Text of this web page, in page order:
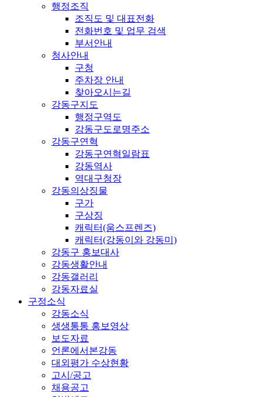
행정조직
조직도 및 대표전화
전화번호 및 업무 검색
부서안내
청사안내
구청
주차장 안내
찾아오시는길
강동구지도
행정구역도
강동구도로명주소
강동구연혁
강동구연혁일람표
강동역사
역대구청장
강동의상징물
구가
구상징
캐릭터(움스프렌즈)
캐릭터(강동이와 강동미)
강동구 홍보대사
강동생활안내
강동갤러리
강동자료실
구정소식
강동소식
생생통통 홍보영상
보도자료
언론에서본강동
대외평가 수상현황
고시/공고
채용공고